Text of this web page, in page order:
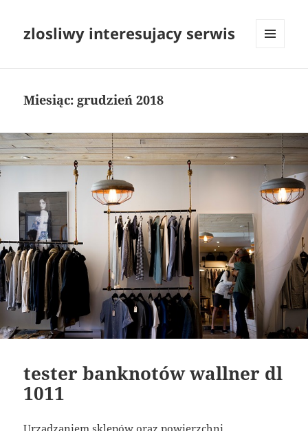
zlosliwy interesujacy serwis
Miesiąc: grudzień 2018
tester banknotów wallner dl
1011
Urządzaniem sklepów oraz powierzchni